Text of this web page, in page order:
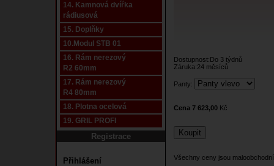
14. Kamnová dvířka
rádiusová
15. Doplňky
10.Modul STB 01
16. Rám nerezový
R2 60mm
17. Rám nerezový
R4 80mm
18. Plotna ocelová
19. GRIL PROFI
Registrace
Přihlášení
Dostupnost:Do 3 týdnů
Záruka:24 měsíců
Panty:
Cena 7 623,00 Kč
Všechny ceny jsou